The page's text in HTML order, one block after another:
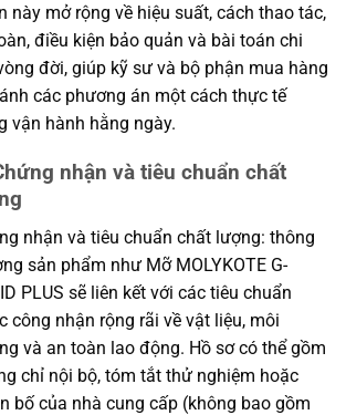
này mở rộng về hiệu suất, cách thao tác,
điều kiện bảo quản và bài toán chi
đời, giúp kỹ sư và bộ phận mua hàng
các phương án một cách thực tế
vận hành hằng ngày.
nhận và tiêu chuẩn chất
nhận và tiêu chuẩn chất lượng: thông
sản phẩm như Mỡ MOLYKOTE G-
PLUS sẽ liên kết với các tiêu chuẩn
công nhận rộng rãi về vật liệu, môi
và an toàn lao động. Hồ sơ có thể gồm
chỉ nội bộ, tóm tắt thử nghiệm hoặc
bố của nhà cung cấp (không bao gồm